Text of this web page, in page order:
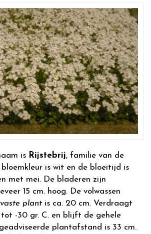
is Rijstebrij, familie van de
bloemkleur is wit en de bloeitijd is
met mei. De bladeren zijn
15 cm. hoog. De volwassen
vaste plant is ca. 20 cm. Verdraagt
-30 gr. C. en blijft de gehele
plantafstand is 33 cm.